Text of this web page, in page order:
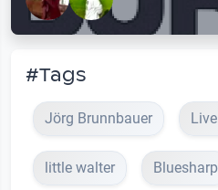
#Tags
Jörg Brunnbauer
little walter Bluesharp